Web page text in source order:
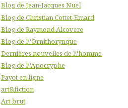
Blog de Jean-Jacques Nuel
Blog de Christian Cottet-Emard
Blog de Raymond Alcovere
Blog de l\'Ornithorynque
Dernières nouvelles de l\'homme
Blog de l\'Apocryphe
Payot en ligne
art&fiction
Art brut